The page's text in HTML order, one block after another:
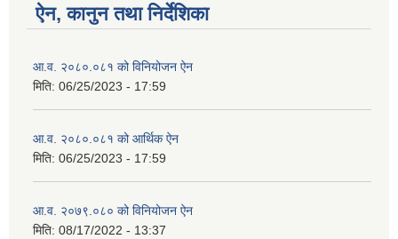
ऐन, कानुन तथा निर्देशिका
आ.व. २०८०.०८१ को विनियोजन ऐन
मिति: 06/25/2023 - 17:59
आ.व. २०८०.०८१ को आर्थिक ऐन
मिति: 06/25/2023 - 17:59
आ.व. २०७९.०८० को विनियोजन ऐन
मिति: 08/17/2022 - 13:37